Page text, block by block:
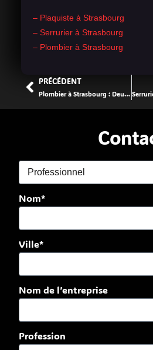
– Plaquiste à Strasbourg
– Serrurier à Strasbourg
– Plombier à Strasbourg
PRÉCÉDENT
Plombier à Strasbourg : Deux clics, un pro au Neudorf
Nom*
Ville*
Nom de l’entreprise
Profession